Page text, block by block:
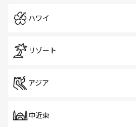
ハワイ
リゾート
アジア
中近東